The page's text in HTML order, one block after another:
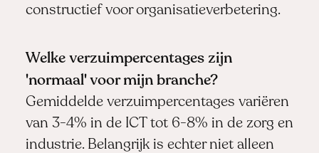
constructief voor organisatieverbetering.
Welke verzuimpercentages zijn
'normaal' voor mijn branche?
Gemiddelde verzuimpercentages variëren
van 3-4% in de ICT tot 6-8% in de zorg en
industrie. Belangrijk is echter niet alleen